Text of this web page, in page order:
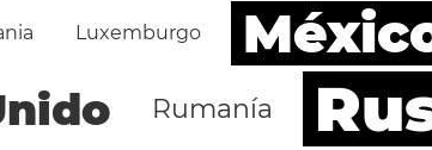
Luxemburgo
Rumanía